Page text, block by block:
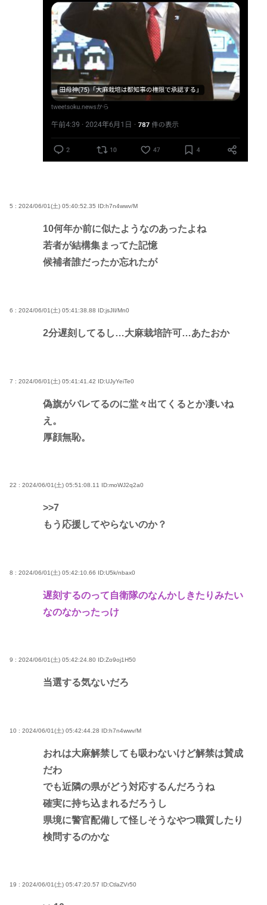
5 : 2024/06/01(土) 05:40:52.35 ID:h7n4wwv/M
10何年か前に似たようなのあったよね
若者が結構集まってた記憶
候補者誰だったか忘れたが
6 : 2024/06/01(土) 05:41:38.88 ID:jsJIl/Mn0
2分遅刻してるし…大麻栽培許可…あたおか
7 : 2024/06/01(土) 05:41:41.42 ID:UJyYeiTe0
偽旗がバレてるのに堂々出てくるとか凄いね
え。
厚顔無恥。
22 : 2024/06/01(土) 05:51:08.11 ID:moWJ2q2a0
>>7
もう応援してやらないのか？
8 : 2024/06/01(土) 05:42:10.66 ID:U5k/nbax0
遅刻するのって自衛隊のなんかしきたりみたい
なのなかったっけ
9 : 2024/06/01(土) 05:42:24.80 ID:Zo9oj1H50
当選する気ないだろ
10 : 2024/06/01(土) 05:42:44.28 ID:h7n4wwv/M
おれは大麻解禁しても吸わないけど解禁は賛成
だわ
でも近隣の県がどう対応するんだろうね
確実に持ち込まれるだろうし
県境に警官配備して怪しそうなやつ職質したり
検問するのかな
19 : 2024/06/01(土) 05:47:20.57 ID:CtlaZVr50